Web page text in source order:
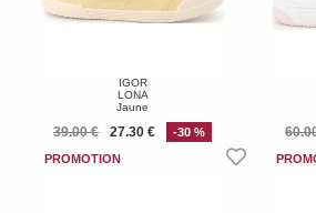
IGOR
LONA
Jaune
39.00 € 27.30 € -30 %